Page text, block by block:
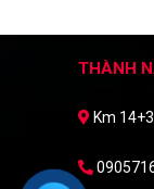
THÀNH
Km